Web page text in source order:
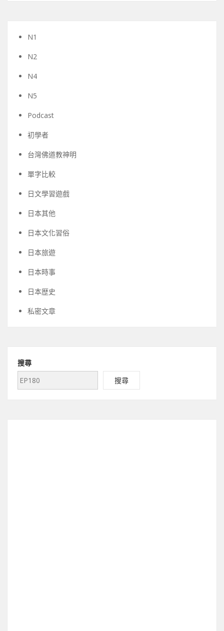
N1
N2
N4
N5
Podcast
初學者
台灣佛道教神明
單字比較
日文學習遊戲
日本其他
日本文化習俗
日本旅遊
日本時事
日本歴史
私密文章
搜尋
搜尋